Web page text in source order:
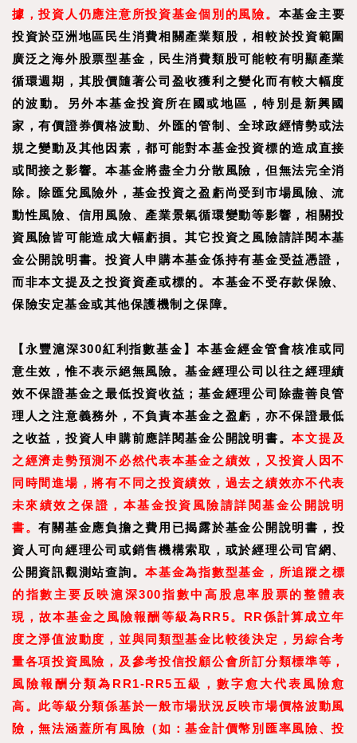
據，投資人仍應注意所投資基金個別的風險。 本基金主要
投資於亞洲地區民生消費相關產業類股，相較於投資範圍
廣泛之海外股票型基金，民生消費類股可能較有明顯產業
循環週期，其股價隨著公司盈收獲利之變化而有較大幅度
的波動。另外本基金投資所在國或地區，特別是新興國
家，有價證券價格波動、外匯的管制、全球政經情勢或法
規之變動及其他因素，都可能對本基金投資標的造成直接
或間接之影響。本基金將盡全力分散風險，但無法完全消
除。除匯兌風險外，基金投資之盈虧尚受到市場風險、流
動性風險、信用風險、產業景氣循環變動等影響，相關投
資風險皆可能造成大幅虧損。其它投資之風險請詳閱本基
金公開說明書。投資人申購本基金係持有基金受益憑證，
而非本文提及之投資資產或標的。本基金不受存款保險、
保險安定基金或其他保護機制之保障。
【永豐滬深300紅利指數基金 】本基金經金管會核准或同
意生效，惟不表示絕無風險。基金經理公司以往之經理績
效不保證基金之最低投資收益；基金經理公司除盡善良管
理人之注意義務外，不負責本基金之盈虧，亦不保證最低
之收益，投資人申購前應詳閱基金公開說明書。本文提及
之經濟走勢預測不必然代表本基金之績效，又投資人因不
同時間進場，將有不同之投資績效，過去之績效亦不代表
未來績效之保證，本基金投資風險請詳閱基金公開說明
書。有關基金應負擔之費用已揭露於基金公開說明書，投
資人可向經理公司或銷售機構索取，或於經理公司官網、
公開資訊觀測站查詢。本基金為指數型基金，所追蹤之標
的指數主要反映滬深300指數中高股息率股票的整體表
現，故本基金之風險報酬等級為RR5。RR係計算成立年
度之淨值波動度，並與同類型基金比較後決定，另綜合考
量各項投資風險，及參考投信投顧公會所訂分類標準等，
風險報酬分類為RR1-RR5五級，數字愈大代表風險愈
高。此等級分類係基於一般市場狀況反映市場價格波動風
險，無法涵蓋所有風險（如：基金計價幣別匯率風險、投